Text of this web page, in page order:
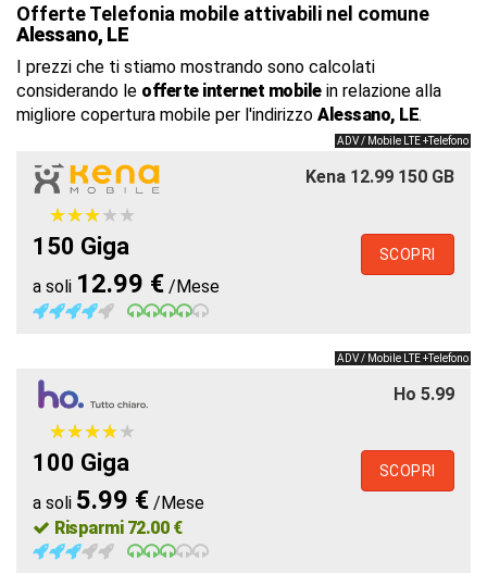
Offerte Telefonia mobile attivabili nel comune
Alessano, LE
I prezzi che ti stiamo mostrando sono calcolati
considerando le offerte internet mobilein relazione alla
migliore copertura mobile per l'indirizzo Alessano, LE.
ADV / Mobile LTE +Telefono
Kena 12.99 150 GB
★★★★★
★★★★★
150 Giga
a soli 12.99 € /Mese
SCOPRI
ADV / Mobile LTE +Telefono
Ho 5.99
★★★★★
★★★★★
100 Giga
a soli 5.99 € /Mese
Risparmi 72.00 €
SCOPRI